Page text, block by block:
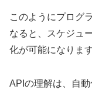
このようにプログ
なると、スケジュ
化が可能になります
APIの理解は、自動